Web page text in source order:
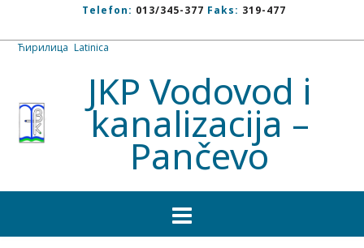
Telefon: 013/345-377 Faks: 319-477
Ћирилица Latinica
JKP Vodovod i
kanalizacija –
Pančevo